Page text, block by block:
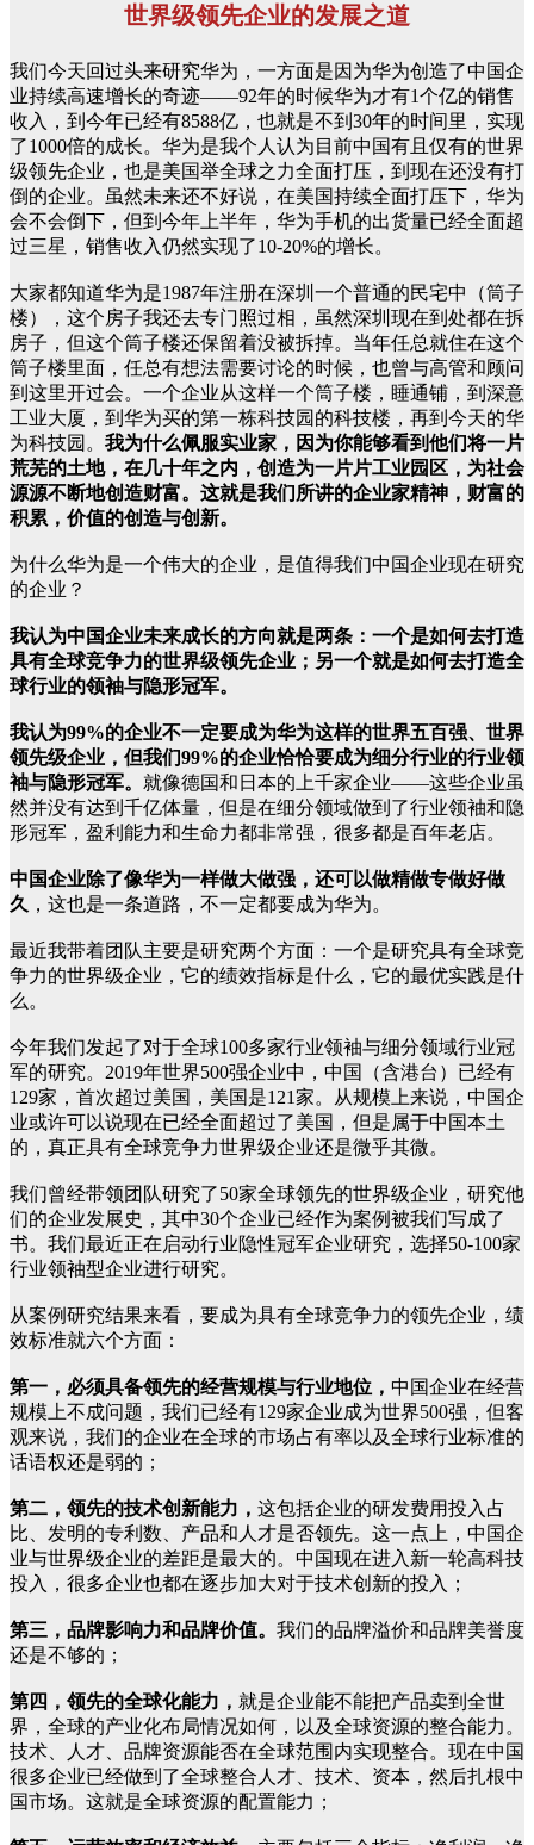
世界级领先企业的发展之道
我们今天回过头来研究华为，一方面是因为华为创造了中国企
业持续高速增长的奇迹——92年的时候华为才有1个亿的销售
收入，到今年已经有8588亿，也就是不到30年的时间里，实现
了1000倍的成长。华为是我个人认为目前中国有且仅有的世界
级领先企业，也是美国举全球之力全面打压，到现在还没有打
倒的企业。虽然未来还不好说，在美国持续全面打压下，华为
会不会倒下，但到今年上半年，华为手机的出货量已经全面超
过三星，销售收入仍然实现了10-20%的增长。
大家都知道华为是1987年注册在深圳一个普通的民宅中（筒子
楼），这个房子我还去专门照过相，虽然深圳现在到处都在拆
房子，但这个筒子楼还保留着没被拆掉。当年任总就住在这个
筒子楼里面，任总有想法需要讨论的时候，也曾与高管和顾问
到这里开过会。一个企业从这样一个筒子楼，睡通铺，到深意
工业大厦，到华为买的第一栋科技园的科技楼，再到今天的华
为科技园。 我为什么佩服实业家，因为你能够看到他们将一片
荒芜的土地，在几十年之内，创造为一片片工业园区，为社会
源源不断地创造财富。这就是我们所讲的企业家精神，财富的
积累，价值的创造与创新。
为什么华为是一个伟大的企业，是值得我们中国企业现在研究
的企业？
我认为中国企业未来成长的方向就是两条：一个是如何去打造
具有全球竞争力的世界级领先企业；另一个就是如何去打造全
球行业的领袖与隐形冠军。
我认为99%的企业不一定要成为华为这样的世界五百强、世界
领先级企业，但我们99%的企业恰恰要成为细分行业的行业领
袖与隐形冠军。 就像德国和日本的上千家企业——这些企业虽
然并没有达到千亿体量，但是在细分领域做到了行业领袖和隐
形冠军，盈利能力和生命力都非常强，很多都是百年老店。
中国企业除了像华为一样做大做强，还可以做精做专做好做
久 ，这也是一条道路，不一定都要成为华为。
最近我带着团队主要是研究两个方面：一个是研究具有全球竞
争力的世界级企业，它的绩效指标是什么，它的最优实践是什
么。
今年我们发起了对于全球100多家行业领袖与细分领域行业冠
军的研究。2019年世界500强企业中，中国（含港台）已经有
129家，首次超过美国，美国是121家。从规模上来说，中国企
业或许可以说现在已经全面超过了美国，但是属于中国本土
的，真正具有全球竞争力世界级企业还是微乎其微。
我们曾经带领团队研究了50家全球领先的世界级企业，研究他
们的企业发展史，其中30个企业已经作为案例被我们写成了
书。我们最近正在启动行业隐性冠军企业研究，选择50-100家
行业领袖型企业进行研究。
从案例研究结果来看，要成为具有全球竞争力的领先企业，绩
效标准就六个方面：
第一，必须具备领先的经营规模与行业地位， 中国企业在经营
规模上不成问题，我们已经有129家企业成为世界500强，但客
观来说，我们的企业在全球的市场占有率以及全球行业标准的
话语权还是弱的；
第二，领先的技术创新能力， 这包括企业的研发费用投入占
比、发明的专利数、产品和人才是否领先。这一点上，中国企
业与世界级企业的差距是最大的。中国现在进入新一轮高科技
投入，很多企业也都在逐步加大对于技术创新的投入；
第三，品牌影响力和品牌价值。 我们的品牌溢价和品牌美誉度
还是不够的；
第四，领先的全球化能力， 就是企业能不能把产品卖到全世
界，全球的产业化布局情况如何，以及全球资源的整合能力。
技术、人才、品牌资源能否在全球范围内实现整合。现在中国
很多企业已经做到了全球整合人才、技术、资本，然后扎根中
国市场。这就是全球资源的配置能力；